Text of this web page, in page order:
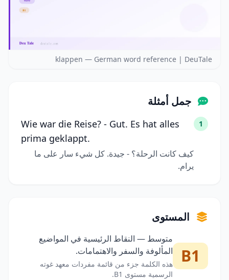
klappen — German word reference | DeuTale
جمل أمثلة
1
Wie war die Reise? - Gut. Es hat alles
prima geklappt.
كيف كانت الرحلة؟ - جيدة. كل شيء سار على ما
يرام.
المستوى
B1
متوسط — النقاط الرئيسية في المواضيع
المألوفة والسفر والاهتمامات.
هذه الكلمة جزء من قائمة مفردات معهد غوته
الرسمية مستوى B1.